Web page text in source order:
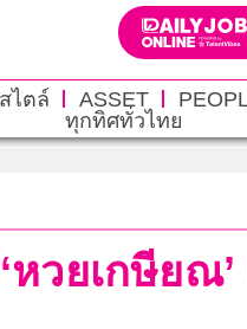
ไตล์ ASSET
ทุกทิศทั่วไทย
วยเกษียณ